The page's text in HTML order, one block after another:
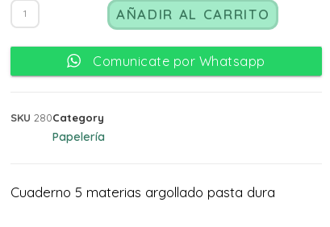
AÑADIR AL CARRITO
Comunicate por Whatsapp
SKU 280Category
Papelería
Cuaderno 5 materias argollado pasta dura